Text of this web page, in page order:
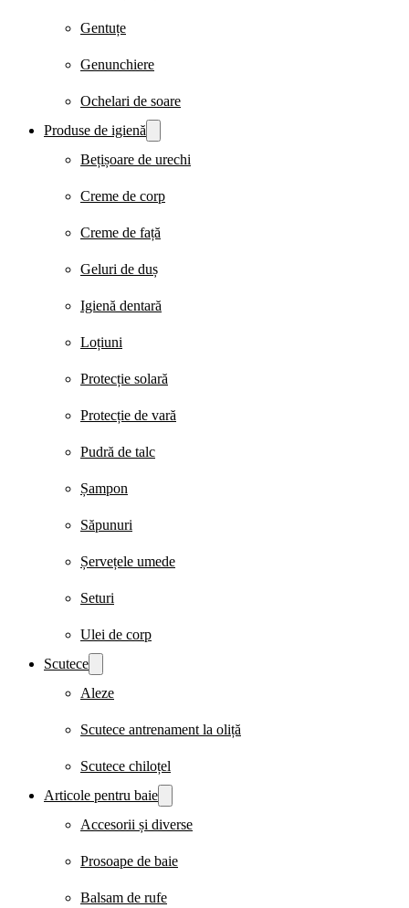
Gentuțe
Genunchiere
Ochelari de soare
Produse de igienă
Bețișoare de urechi
Creme de corp
Creme de față
Geluri de duș
Igienă dentară
Loțiuni
Protecție solară
Protecție de vară
Pudră de talc
Șampon
Săpunuri
Șervețele umede
Seturi
Ulei de corp
Scutece
Aleze
Scutece antrenament la oliță
Scutece chiloțel
Articole pentru baie
Accesorii și diverse
Prosoape de baie
Balsam de rufe